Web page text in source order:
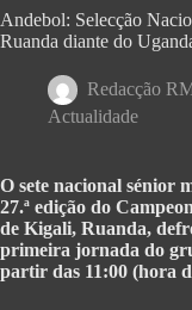
Andebol: Selecção
Ruanda diante do
Redacção
Actualidade
O sete nacional sénior
27.ª edição do
de Kigali, Ruanda,
primeira jornada do
partir das 11:00 (hora